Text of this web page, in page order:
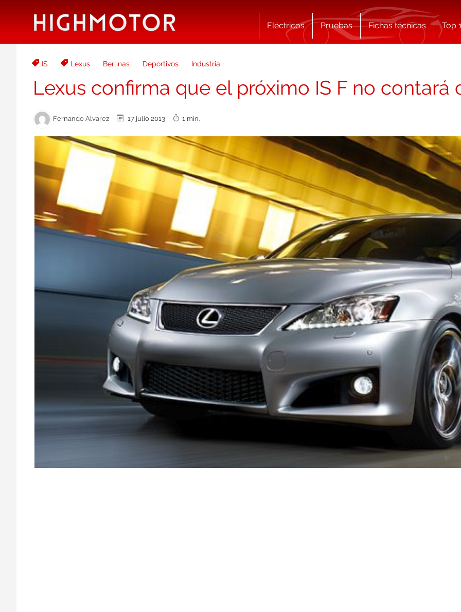
Eléctricos Pruebas Fichas técnicas Top
IS Lexus Berlinas Deportivos Industria
Lexus confirma que el próximo IS F no contará
Fernando Alvarez 17 julio 2013 1 min.